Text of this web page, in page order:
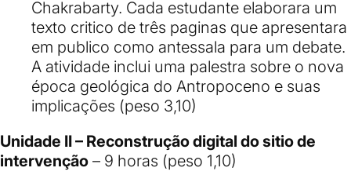
Chakrabarty. Cada estudante elaborara um
texto critico de três paginas que apresentara
em publico como antessala para um debate.
A atividade inclui uma palestra sobre o nova
época geológica do Antropoceno e suas
implicações (peso 3,10)
Unidade II – Reconstrução digital do sitio de
intervenção – 9 horas (peso 1,10)